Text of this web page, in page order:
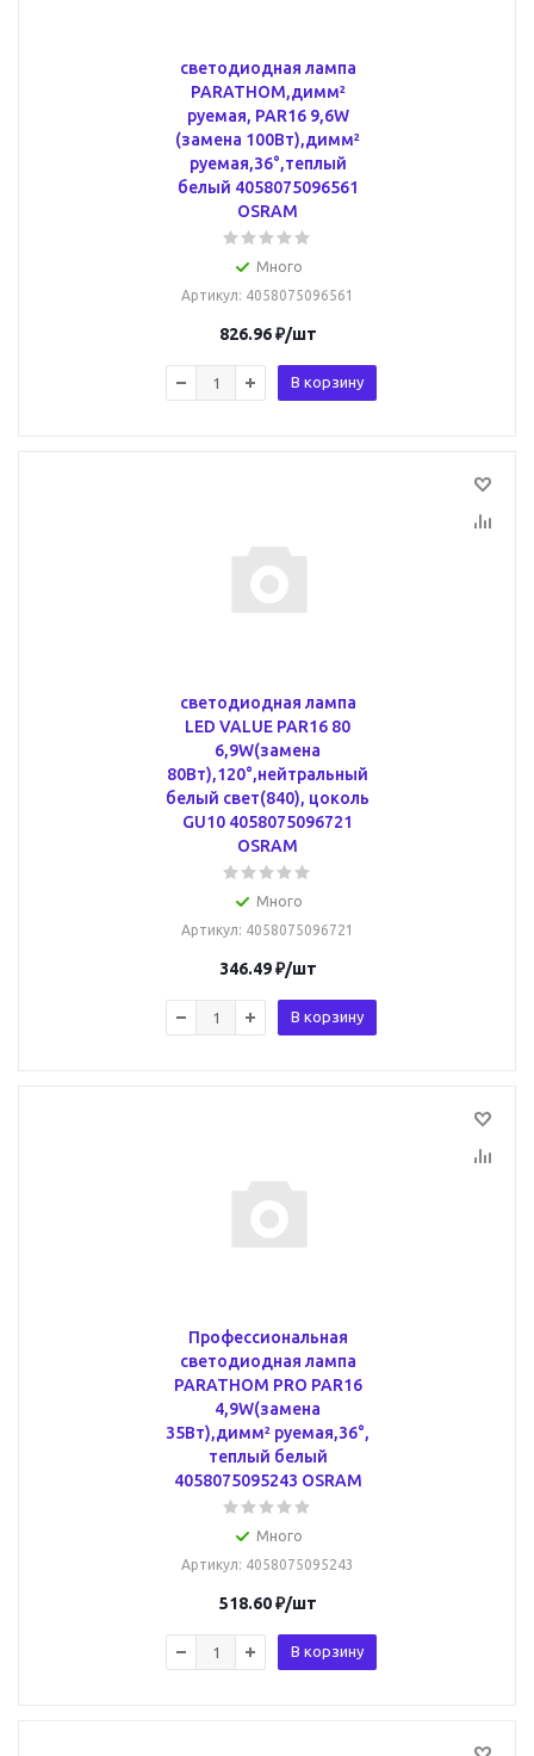
светодиодная лампа
PARATHOM,димм²
руемая, PAR16 9,6W
(замена 100Вт),димм²
руемая,36°,теплый
белый 4058075096561
OSRAM
Много
Артикул: 4058075096561
826.96₽/шт
В корзину
светодиодная лампа
LED VALUE PAR16 80
6,9W(замена
80Вт),120°,нейтральный
белый свет(840), цоколь
GU10 4058075096721
OSRAM
Много
Артикул: 4058075096721
346.49₽/шт
В корзину
Профессиональная
светодиодная лампа
PARATHOM PRO PAR16
4,9W(замена
35Вт),димм² руемая,36°,
теплый белый
4058075095243 OSRAM
Много
Артикул: 4058075095243
518.60₽/шт
В корзину